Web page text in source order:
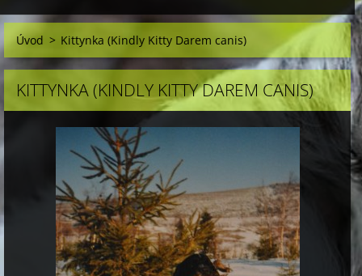
Úvod > Kittynka (Kindly Kitty Darem canis)
KITTYNKA (KINDLY KITTY DAREM CANIS)